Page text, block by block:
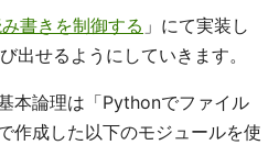
書きを制御する 」にて実装し
出せるようにしていきます。
本論理は「Pythonでファイル
作成した以下のモジュールを使